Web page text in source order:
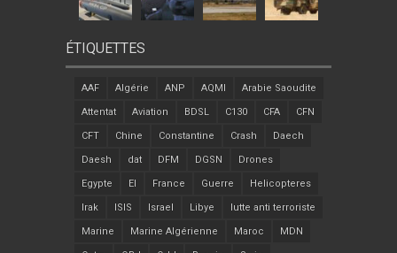
ÉTIQUETTES
AAF Algérie ANP AQMI Arabie Saoudite
Attentat Aviation BDSL C130 CFA CFN
CFT Chine Constantine Crash Daech
Daesh dat DFM DGSN Drones
Egypte EI France Guerre Helicopteres
Irak ISIS Israel Libye lutte anti terroriste
Marine Marine Algérienne Maroc MDN